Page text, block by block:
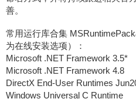
善。
常用运行库合集
为在线安装选项）：
Microsoft .NET Framework 3.5*
Microsoft .NET Framework 4.8
DirectX End-User Runtimes
Windows Universal C Runtime